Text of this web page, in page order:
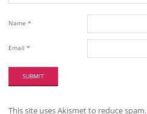
Name *
Email *
This site uses Akismet to reduce spam.